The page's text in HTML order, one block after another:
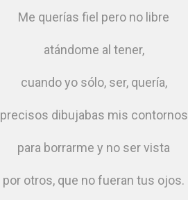
Me querías fiel pero no libre
atándome al tener,
cuando yo sólo, ser, quería,
precisos dibujabas mis contornos
para borrarme y no ser vista
por otros, que no fueran tus ojos.